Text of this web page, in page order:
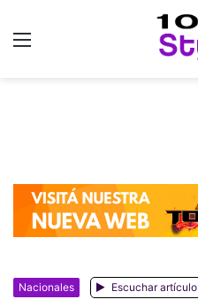
Nacionales Escuchar artículo